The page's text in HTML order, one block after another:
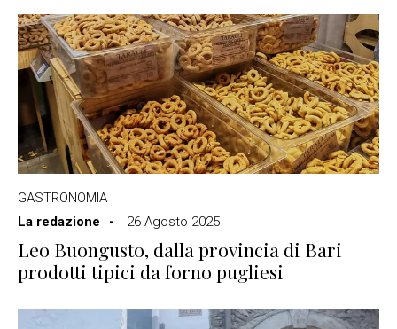
GASTRONOMIA
La redazione
26 Agosto 2025
Leo Buongusto, dalla provincia di Bari
prodotti tipici da forno pugliesi